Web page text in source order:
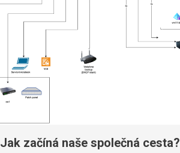
Jak začíná naše společná cesta?